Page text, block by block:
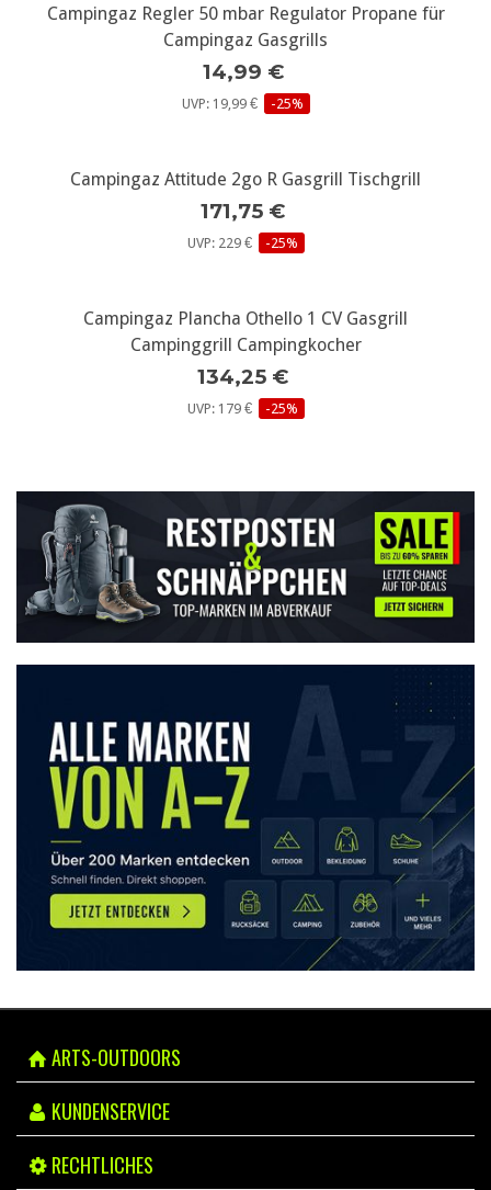
Campingaz Regler 50 mbar Regulator Propane für
Campingaz Gasgrills
14,99 €
UVP: 19,99 € -25%
Campingaz Attitude 2go R Gasgrill Tischgrill
171,75 €
UVP: 229 € -25%
Campingaz Plancha Othello 1 CV Gasgrill
Campinggrill Campingkocher
134,25 €
UVP: 179 € -25%
ARTS-OUTDOORS
KUNDENSERVICE
RECHTLICHES